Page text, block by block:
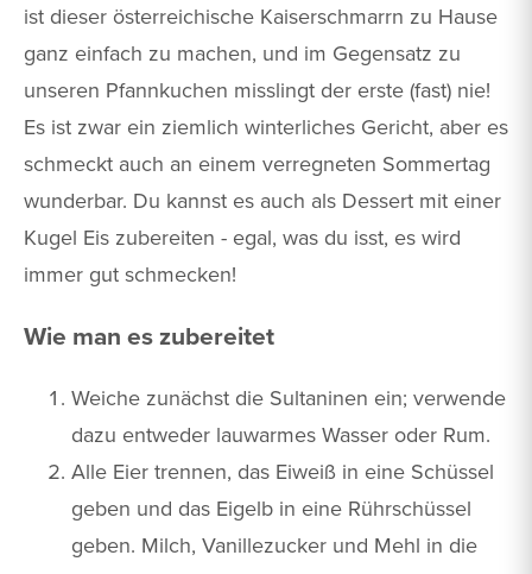
ist dieser österreichische Kaiserschmarrn zu Hause
ganz einfach zu machen, und im Gegensatz zu
unseren Pfannkuchen misslingt der erste (fast) nie!
Es ist zwar ein ziemlich winterliches Gericht, aber es
schmeckt auch an einem verregneten Sommertag
wunderbar. Du kannst es auch als Dessert mit einer
Kugel Eis zubereiten - egal, was du isst, es wird
immer gut schmecken!
Wie man es zubereitet
Weiche zunächst die Sultaninen ein; verwende
dazu entweder lauwarmes Wasser oder Rum.
Alle Eier trennen, das Eiweiß in eine Schüssel
geben und das Eigelb in eine Rührschüssel
geben. Milch, Vanillezucker und Mehl in die